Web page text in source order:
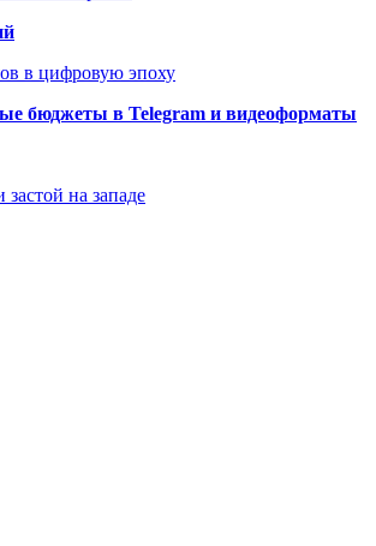
в цифровую эпоху
бюджеты в Telegram и видеоформаты
на западе